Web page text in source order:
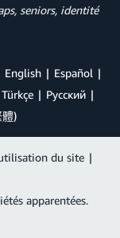
seniors, identité
English
Español
Türkçe
Ρусский
體)
du site |
apparentées.